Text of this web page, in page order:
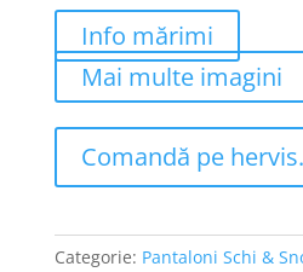
Info mărimi
Mai multe imagini
Comandă pe
Categorie: Pantaloni Schi &